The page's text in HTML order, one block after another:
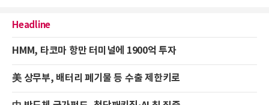
Headline
HMM, 타코마 항만 터미널에 1900억 투자
美 상무부, 배터리 폐기물 등 수출 제한키로